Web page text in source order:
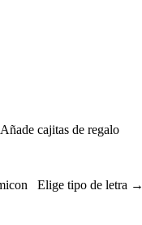
Añade cajitas de regalo
Elige tipo de letra →